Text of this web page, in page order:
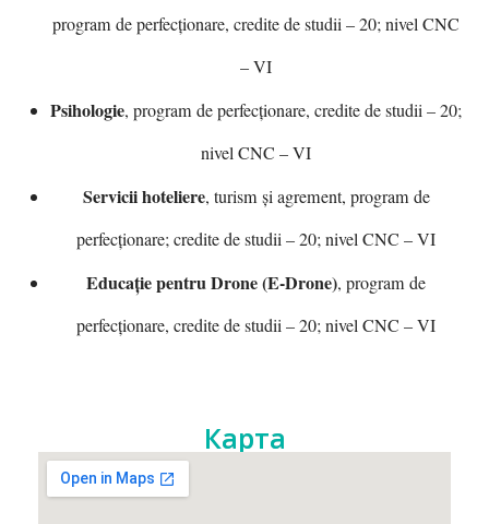
program de perfecționare, credite de studii – 20; nivel CNC
– VI
Psihologie, program de perfecționare, credite de studii – 20;
nivel CNC – VI
Servicii hoteliere, turism și agrement, program de
perfecționare; credite de studii – 20; nivel CNC – VI
Educație pentru Drone (E-Drone), program de
perfecționare, credite de studii – 20; nivel CNC – VI
Карта